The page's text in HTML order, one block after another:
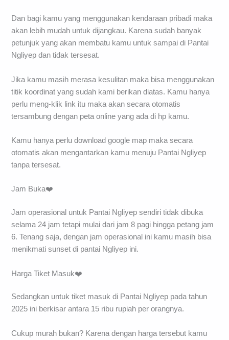
Dan bagi kamu yang menggunakan kendaraan pribadi maka
akan lebih mudah untuk dijangkau. Karena sudah banyak
petunjuk yang akan membatu kamu untuk sampai di Pantai
Ngliyep dan tidak tersesat.
Jika kamu masih merasa kesulitan maka bisa menggunakan
titik koordinat yang sudah kami berikan diatas. Kamu hanya
perlu meng-klik link itu maka akan secara otomatis
tersambung dengan peta online yang ada di hp kamu.
Kamu hanya perlu download google map maka secara
otomatis akan mengantarkan kamu menuju Pantai Ngliyep
tanpa tersesat.
Jam Buka❤️
Jam operasional untuk Pantai Ngliyep sendiri tidak dibuka
selama 24 jam tetapi mulai dari jam 8 pagi hingga petang jam
6. Tenang saja, dengan jam operasional ini kamu masih bisa
menikmati sunset di pantai Ngliyep ini.
Harga Tiket Masuk❤️
Sedangkan untuk tiket masuk di Pantai Ngliyep pada tahun
2025 ini berkisar antara 15 ribu rupiah per orangnya.
Cukup murah bukan? Karena dengan harga tersebut kamu